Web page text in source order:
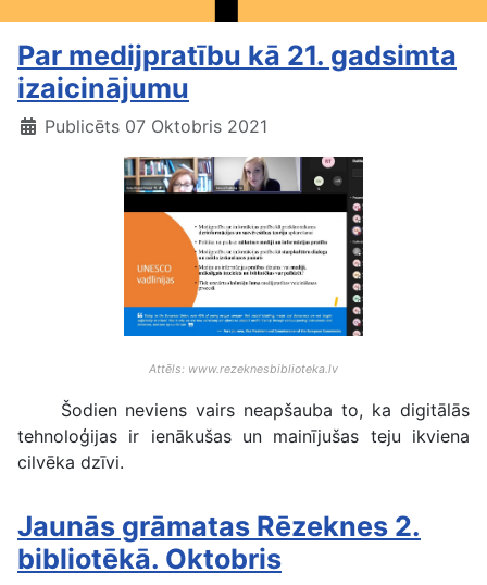
Par medijpratību kā 21. gadsimta
izaicinājumu
Publicēts 07 Oktobris 2021
Attēls: www.rezeknesbiblioteka.lv
Šodien neviens vairs neapšauba to, ka digitālās
tehnoloģijas ir ienākušas un mainījušas teju ikviena
cilvēka dzīvi.
Jaunās grāmatas Rēzeknes 2.
bibliotēkā. Oktobris